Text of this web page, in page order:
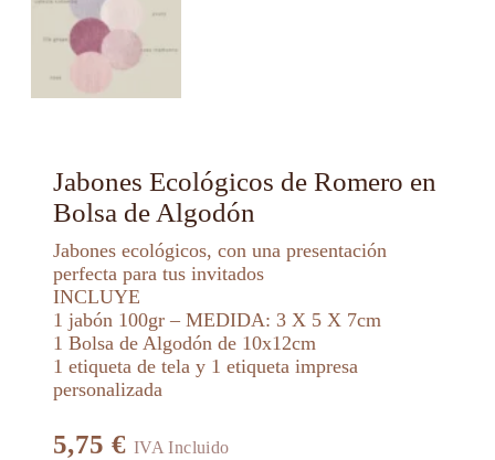
Jabones Ecológicos de Romero en
Bolsa de Algodón
Jabones ecológicos, con una presentación
perfecta para tus invitados
INCLUYE
1 jabón 100gr – MEDIDA: 3 X 5 X 7cm
1 Bolsa de Algodón de 10x12cm
1 etiqueta de tela y 1 etiqueta impresa
personalizada
5,75 € IVA Incluido